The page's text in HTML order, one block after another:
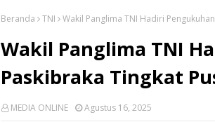
Beranda TNI Wakil Panglima TNI Hadiri
Wakil Panglima TNI
Paskibraka Tingkat
MEDIA ONLINE Agustus 16, 2025